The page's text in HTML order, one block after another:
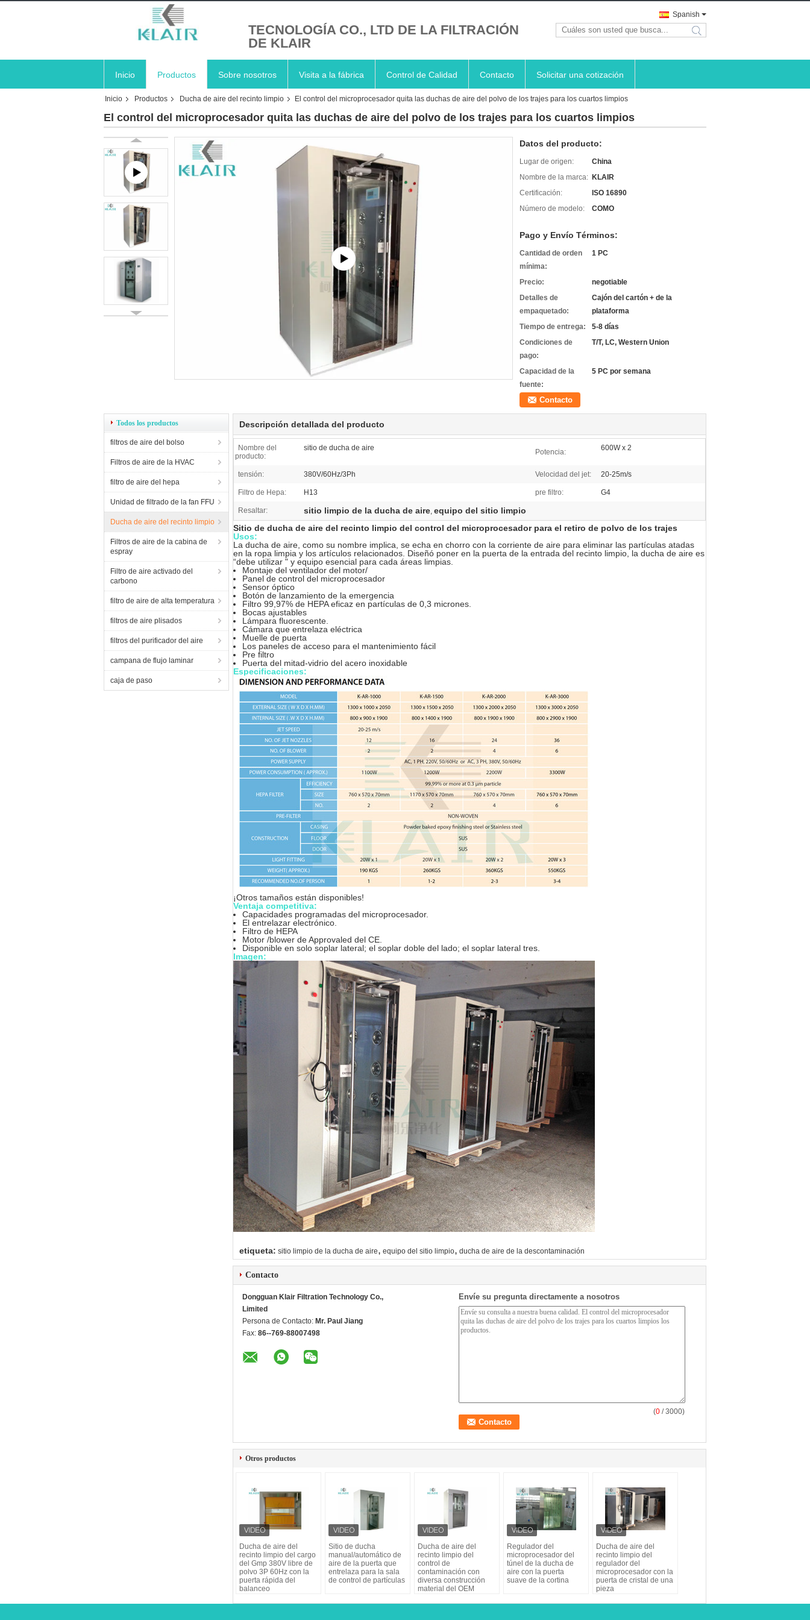
TECNOLOGÍA CO., LTD DE LA FILTRACIÓN
DE KLAIR
Spanish
search
Inicio Productos Sobre nosotros Visita a la fábrica Control de Calidad Contacto Solicitar una cotización
Inicio Productos Ducha de aire del recinto limpio El control del microprocesador quita las duchas de aire del polvo de los trajes para los cuartos limpios
El control del microprocesador quita las duchas de aire del polvo de los trajes para los cuartos limpios
Datos del producto:
Lugar de origen:
China
Nombre de la marca: KLAIR
Certificación:
ISO 16890
Número de modelo:
COMO
Pago y Envío Términos:
Cantidad de orden
mínima:
1 PC
Precio:
negotiable
Detalles de
empaquetado:
Cajón del cartón + de la
plataforma
Tiempo de entrega:
5-8 días
Condiciones de
pago:
T/T, LC, Western Union
Capacidad de la
fuente:
5 PC por semana
Contacto
Todos los productos
filtros de aire del bolso
Filtros de aire de la HVAC
filtro de aire del hepa
Unidad de filtrado de la fan FFU
Ducha de aire del recinto limpio
Filtros de aire de la cabina de
espray
Filtro de aire activado del
carbono
filtro de aire de alta temperatura
filtros de aire plisados
filtros del purificador del aire
campana de flujo laminar
caja de paso
Descripción detallada del producto
Nombre del
producto:
sitio de ducha de aire Potencia: 600W x 2
tensión: 380V/60Hz/3Ph Velocidad del jet: 20-25m/s
Filtro de Hepa: H13 pre filtro: G4
Resaltar: sitio limpio de la ducha de aire, equipo del sitio limpio
Sitio de ducha de aire del recinto limpio del control del microprocesador para el retiro de polvo de los trajes
Usos:
La ducha de aire, como su nombre implica, se echa en chorro con la corriente de aire para eliminar las partículas atadas
en la ropa limpia y los artículos relacionados. Diseñó poner en la puerta de la entrada del recinto limpio, la ducha de aire es
“debe utilizar " y equipo esencial para cada áreas limpias.
Montaje del ventilador del motor/
Panel de control del microprocesador
Sensor óptico
Botón de lanzamiento de la emergencia
Filtro 99,97% de HEPA eficaz en partículas de 0,3 micrones.
Bocas ajustables
Lámpara fluorescente.
Cámara que entrelaza eléctrica
Muelle de puerta
Los paneles de acceso para el mantenimiento fácil
Pre filtro
Puerta del mitad-vidrio del acero inoxidable
Especificaciones:
¡Otros tamaños están disponibles!
Ventaja competitiva:
Capacidades programadas del microprocesador.
El entrelazar electrónico.
Filtro de HEPA
Motor /blower de Approvaled del CE.
Disponible en solo soplar lateral; el soplar doble del lado; el soplar lateral tres.
Imagen:
etiqueta: sitio limpio de la ducha de aire, equipo del sitio limpio, ducha de aire de la descontaminación
Contacto
Dongguan Klair Filtration Technology Co.,
Limited
Persona de Contacto: Mr. Paul Jiang
Fax: 86--769-88007498
Envíe su pregunta directamente a nosotros
(0 / 3000)
Otros productos
Ducha de aire del
recinto limpio del cargo
del Gmp 380V libre de
polvo 3P 60Hz con la
puerta rápida del
balanceo
Sitio de ducha
manual/automático de
aire de la puerta que
entrelaza para la sala
de control de partículas
Ducha de aire del
recinto limpio del
control de
contaminación con
diversa construcción
material del OEM
Regulador del
microprocesador del
túnel de la ducha de
aire con la puerta
suave de la cortina
Ducha de aire del
recinto limpio del
regulador del
microprocesador con la
puerta de cristal de una
pieza